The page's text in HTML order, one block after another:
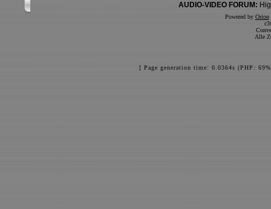
AUDIO-VIDEO FORUM:
Powered by Orion
Alle
[ Page generation time: 0.0364s (PHP: